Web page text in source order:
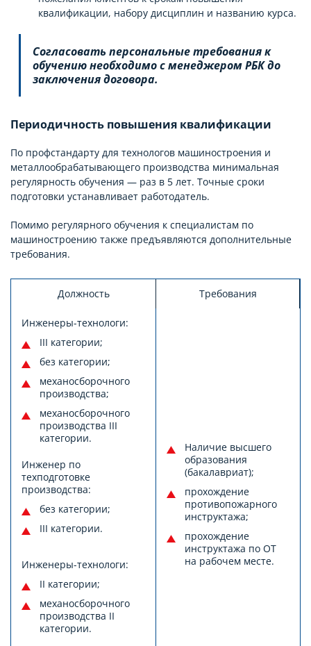
квалификации, набору дисциплин и названию курса.
Согласовать персональные требования к
обучению необходимо с менеджером РБК до
заключения договора.
Периодичность повышения квалификации
По профстандарту для технологов машиностроения и
металлообрабатывающего производства минимальная
регулярность обучения — раз в 5 лет. Точные сроки
подготовки устанавливает работодатель.
Помимо регулярного обучения к специалистам по
машиностроению также предъявляются дополнительные
требования.
Должность Требования
Инженеры-технологи:
III категории;
без категории;
механосборочного
производства;
механосборочного
производства III
категории.
Инженер по
техподготовке
производства:
без категории;
III категории.
Наличие высшего
образования
(бакалавриат);
прохождение
противопожарного
инструктажа;
прохождение
инструктажа по ОТ
на рабочем месте.
Инженеры-технологи:
II категории;
механосборочного
производства II
категории.